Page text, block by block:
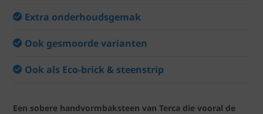
Extra onderhoudsgemak
Ook gesmoorde varianten
Ook als Eco-brick & steenstrip
Een sobere handvormbaksteen van Terca die vooral de